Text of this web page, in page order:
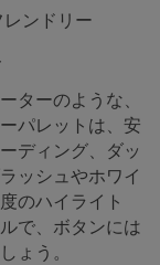
ンドリー
ターのような、
パレットは、安
ディング、ダッ
ッシュやホワイ
のハイライト
で、ボタンには
ょう。